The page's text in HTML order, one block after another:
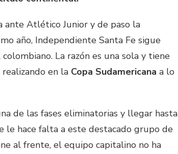
ante Atlético Junior y de paso la
año, Independiente Santa Fe sigue
La razón es una sola y tiene
en la Copa Sudamericana a lo
de las fases eliminatorias y llegar hasta
hace falta a este destacado grupo de
al frente, el equipo capitalino no ha